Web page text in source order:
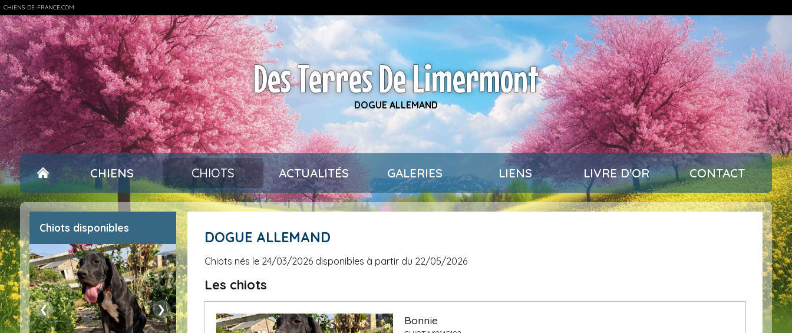
CHIENS-DE-FRANCE.COM
Des Terres De Limermont
DOGUE ALLEMAND
CHIENS CHIOTS ACTUALITÉS GALERIES LIENS LIVRE D'OR CONTACT
Chiots disponibles
❮ ❯
DOGUE ALLEMAND
Chiots nés le 24/03/2026 disponibles à partir du 22/05/2026
Les chiots
Bonnie